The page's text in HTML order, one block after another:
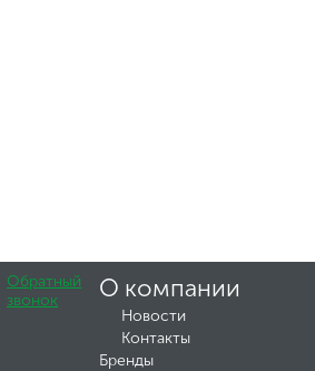
Обратный
звонок
О компании
Новости
Контакты
Бренды